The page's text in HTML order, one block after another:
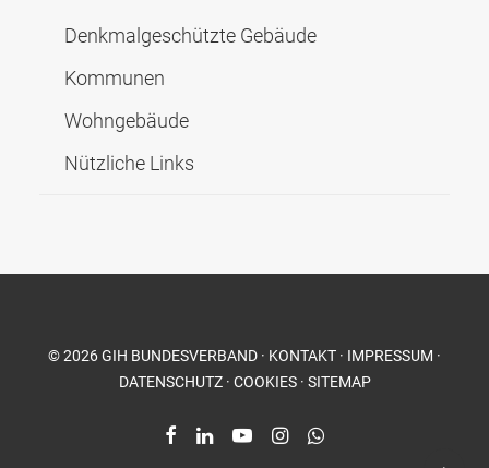
Denkmal­geschützte Gebäude
Kommunen
Wohngebäude
Nützliche Links
©2026GIH BUNDESVERBAND · KONTAKT · IMPRESSUM ·
DATENSCHUTZ· COOKIES· SITEMAP